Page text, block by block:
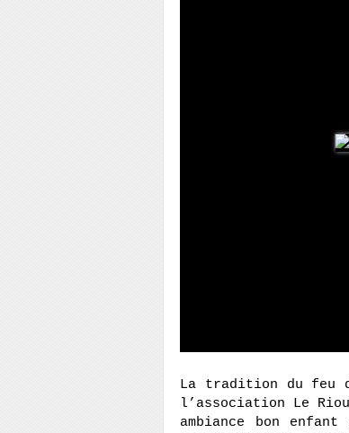
La tradition du feu
l’association Le
ambiance bon